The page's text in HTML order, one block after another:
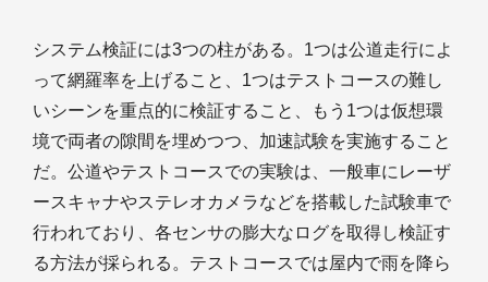
システム検証には3つの柱がある。1つは公道走行によ
って網羅率を上げること、1つはテストコースの難し
いシーンを重点的に検証すること、もう1つは仮想環
境で両者の隙間を埋めつつ、加速試験を実施すること
だ。公道やテストコースでの実験は、一般車にレーザ
ースキャナやステレオカメラなどを搭載した試験車で
行われており、各センサの膨大なログを取得し検証す
る方法が採られる。テストコースでは屋内で雨を降ら